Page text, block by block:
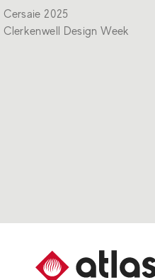
Cersaie 2025
Clerkenwell Design Week